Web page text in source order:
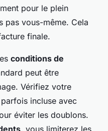
pour le plein
pas vous-même. Cela
finale.
conditions de
peut être
Vérifiez votre
incluse avec
éviter les doublons.